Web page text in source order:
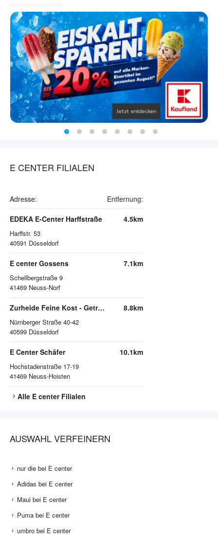
E CENTER FILIALEN
Adresse: Entfernung:
EDEKA E-Center Harffstraße
Harffstr. 53
40591 Düsseldorf
4.5km
E center Gossens
Schellbergstraße 9
41469 Neuss-Norf
7.1km
Zurheide Feine Kost - Getränkemarkt
Nürnberger Straße 40-42
40599 Düsseldorf
8.8km
E Center Schäfer
Hochstadenstraße 17-19
41469 Neuss-Hoisten
10.1km
Alle E centerFilialen
AUSWAHL VERFEINERN
nur die bei E center
Adidas bei E center
Maui bei E center
Puma bei E center
umbro bei E center